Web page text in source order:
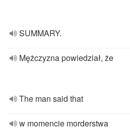
SUMMARY.
Mężczyzna powiedział, że
The man said that
w momencie morderstwa